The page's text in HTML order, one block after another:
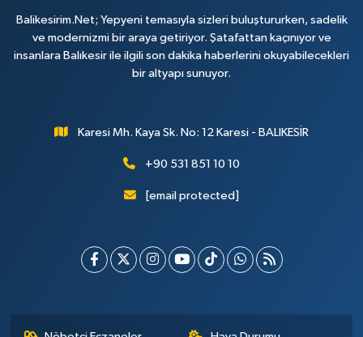
Balikesirim.Net; Yepyeni temasıyla sizleri buluştururken, sadelik
ve modernizmi bir araya getiriyor. Şatafattan kaçınıyor ve
insanlara Balıkesir ile ilgili son dakika haberlerini okuyabilecekleri
bir altyapı sunuyor.
Karesi Mh. Kaya Sk. No: 12 Karesi - BALIKESİR
+90 531 851 10 10
[email protected]